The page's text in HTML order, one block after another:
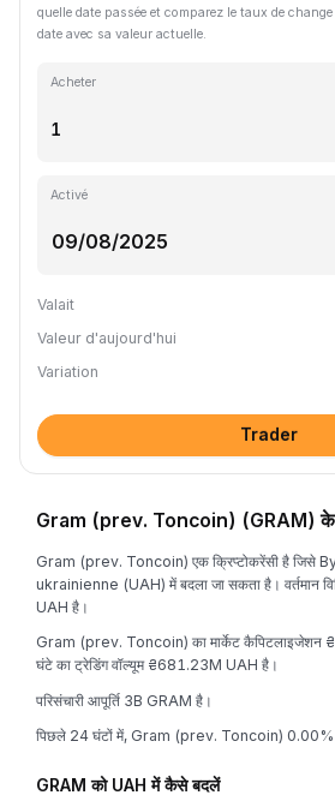
quelle date passée et comparez le taux de
date avec sa valeur actuelle.
Acheter
Activé
Valait
Valeur d'aujourd'hui
Variation
Trader
Gram (prev. Toncoin) (GRAM) के
Gram (prev. Toncoin) एक क्रिप्टोकरेंसी है जिसे
ukrainienne (UAH) में बदला जा सकता है। वर्तमान
UAH है।
Gram (prev. Toncoin) का मार्केट
घंटे का ट्रेडिंग वॉल्यूम ₴681.23M UAH है।
परिसंचारी आपूर्ति 3B GRAM है।
पिछले 24 घंटों में, Gram (prev. Toncoin) 0.00%
GRAM को UAH में कैसे बदलें